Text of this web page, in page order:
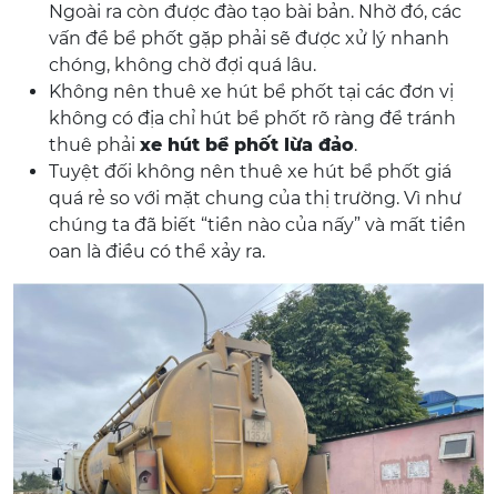
Ngoài ra còn được đào tạo bài bản. Nhờ đó, các
vấn đề bể phốt gặp phải sẽ được xử lý nhanh
chóng, không chờ đợi quá lâu.
Không nên thuê xe hút bể phốt tại các đơn vị
không có địa chỉ hút bể phốt rõ ràng để tránh
thuê phải xe hút bể phốt lừa đảo.
Tuyệt đối không nên thuê xe hút bể phốt giá
quá rẻ so với mặt chung của thị trường. Vì như
chúng ta đã biết “tiền nào của nấy” và mất tiền
oan là điều có thể xảy ra.